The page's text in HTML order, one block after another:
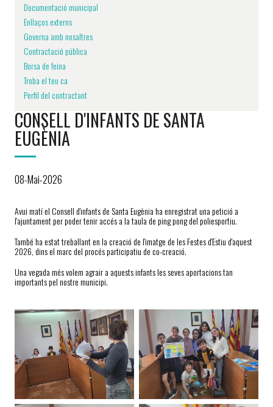
Documentació municipal
Enllaços externs
Governa amb nosaltres
Contractació pública
Borsa de feina
Troba el teu ca
Perfil del contractant
CONSELL D'INFANTS DE SANTA
EUGÈNIA
08-Mai-2026
Avui matí el Consell d'infants de Santa Eugènia ha enregistrat una petició a
l'ajuntament per poder tenir accés a la taula de ping pong del poliesportiu.
També ha estat treballant en la creació de l'imatge de les Festes d'Estiu d'aquest
2026, dins el marc del procés participatiu de co-creació.
Una vegada més volem agrair a aquests infants les seves aportacions tan
importants pel nostre municipi.